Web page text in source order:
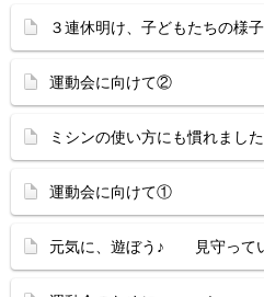
３連休明け、子どもたちの様
運動会に向けて②
ミシンの使い方にも慣れま
運動会に向けて①
元気に、遊ぼう♪ 見守って